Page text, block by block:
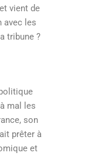
vient de
avec les
tribune ?
mal les
son
prêter à
et